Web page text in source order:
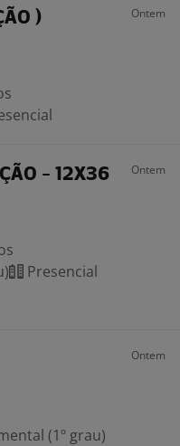
) Ontem
- 12X36 Ontem
Presencial
Ontem
(1º grau)